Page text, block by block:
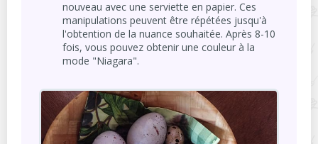
nouveau avec une serviette en papier. Ces
manipulations peuvent être répétées jusqu'à
l'obtention de la nuance souhaitée. Après 8-10
fois, vous pouvez obtenir une couleur à la
mode "Niagara".